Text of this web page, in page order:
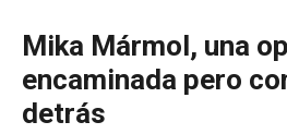
Mika Mármol, una
encaminada pero
detrás